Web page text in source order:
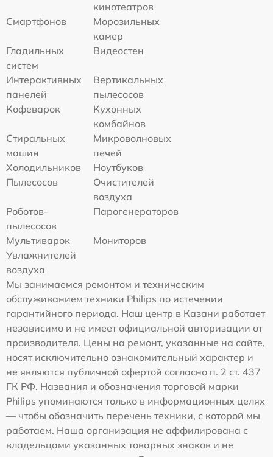
кинотеатров
Смартфонов
Морозильных
камер
Гладильных
систем
Видеостен
Интерактивных
панелей
Вертикальных
пылесосов
Кофеварок
Кухонных
комбайнов
Стиральных
машин
Микроволновых
печей
Холодильников
Ноутбуков
Пылесосов
Очистителей
воздуха
Роботов-
пылесосов
Парогенераторов
Мультиварок
Мониторов
Увлажнителей
воздуха
Мы занимаемся ремонтом и техническим
обслуживанием техники Philips по истечении
гарантийного периода. Наш центр в Казани работает
независимо и не имеет официальной авторизации от
производителя. Цены на ремонт, указанные на сайте,
носят исключительно ознакомительный характер и
не являются публичной офертой согласно п. 2 ст. 437
ГК РФ. Названия и обозначения торговой марки
Philips упоминаются только в информационных целях
— чтобы обозначить перечень техники, с которой мы
работаем. Наша организация не аффилирована с
владельцами указанных товарных знаков и не